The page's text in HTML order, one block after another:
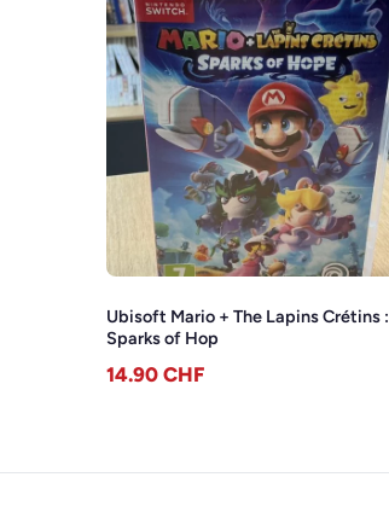
Ubisoft Mario + The Lapins Crétins :
Sparks of Hop
14.90 CHF